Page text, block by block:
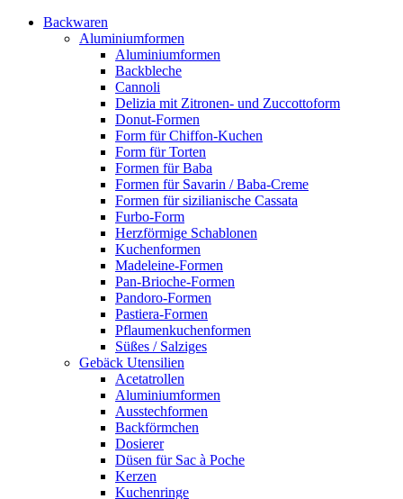
Backwaren
Aluminiumformen
Aluminiumformen
Backbleche
Cannoli
Delizia mit Zitronen- und Zuccottoform
Donut-Formen
Form für Chiffon-Kuchen
Form für Torten
Formen für Baba
Formen für Savarin / Baba-Creme
Formen für sizilianische Cassata
Furbo-Form
Herzförmige Schablonen
Kuchenformen
Madeleine-Formen
Pan-Brioche-Formen
Pandoro-Formen
Pastiera-Formen
Pflaumenkuchenformen
Süßes / Salziges
Gebäck Utensilien
Acetatrollen
Aluminiumformen
Ausstechformen
Backförmchen
Dosierer
Düsen für Sac à Poche
Kerzen
Kuchenringe